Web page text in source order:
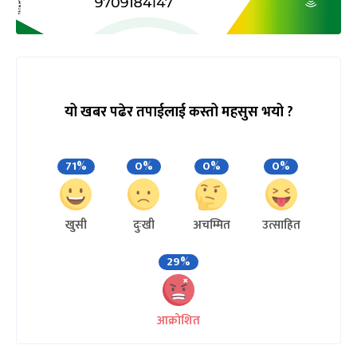
यो खबर पढेर तपाईलाई कस्तो महसुस भयो ?
71%
खुसी
0%
दुःखी
0%
अचम्मित
0%
उत्साहित
29%
आक्रोशित